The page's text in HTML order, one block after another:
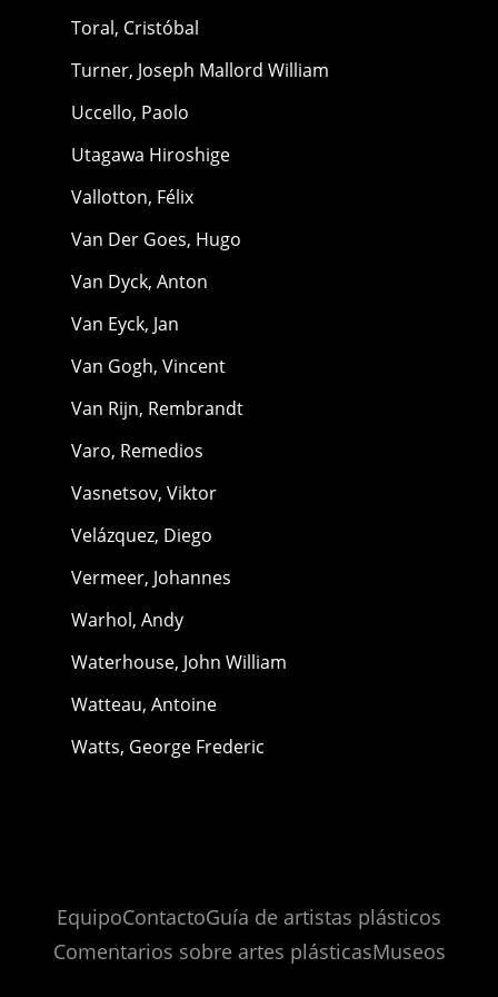
Toral, Cristóbal
Turner, Joseph Mallord William
Uccello, Paolo
Utagawa Hiroshige
Vallotton, Félix
Van Der Goes, Hugo
Van Dyck, Anton
Van Eyck, Jan
Van Gogh, Vincent
Van Rijn, Rembrandt
Varo, Remedios
Vasnetsov, Viktor
Velázquez, Diego
Vermeer, Johannes
Warhol, Andy
Waterhouse, John William
Watteau, Antoine
Watts, George Frederic
EquipoContactoGuía de artistas plásticos
Comentarios sobre artes plásticasMuseos